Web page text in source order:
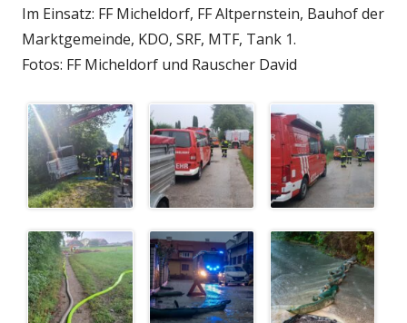
Im Einsatz: FF Micheldorf, FF Altpernstein, Bauhof der
Marktgemeinde, KDO, SRF, MTF, Tank 1.
Fotos: FF Micheldorf und Rauscher David